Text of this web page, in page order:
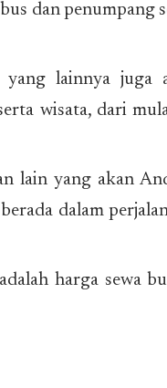
dan penumpang
lainnya juga
wisata, dari
lain yang akan
dalam
harga sewa